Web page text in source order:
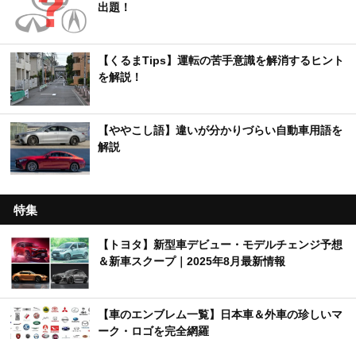
出題！
【くるまTips】運転の苦手意識を解消するヒント
を解説！
【ややこし語】違いが分かりづらい自動車用語を
解説
特集
【トヨタ】新型車デビュー・モデルチェンジ予想
＆新車スクープ｜2025年8月最新情報
【車のエンブレム一覧】日本車＆外車の珍しいマ
ーク・ロゴを完全網羅